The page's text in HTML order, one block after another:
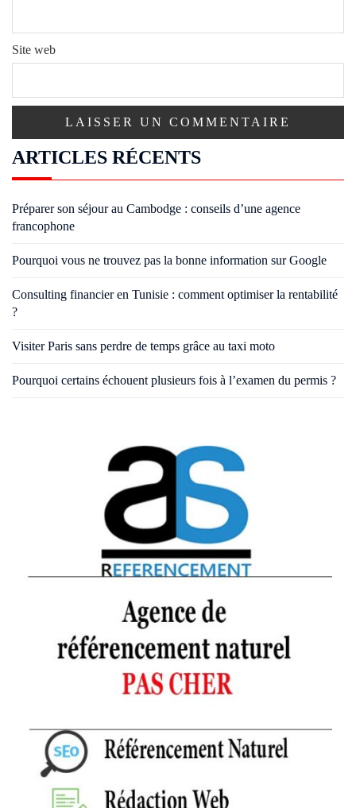
Site web
ARTICLES RÉCENTS
Préparer son séjour au Cambodge : conseils d’une agence
francophone
Pourquoi vous ne trouvez pas la bonne information sur Google
Consulting financier en Tunisie : comment optimiser la rentabilité
?
Visiter Paris sans perdre de temps grâce au taxi moto
Pourquoi certains échouent plusieurs fois à l’examen du permis ?